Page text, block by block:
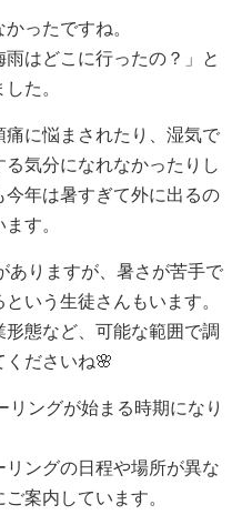
ったですね。
はどこに行ったの？」と
た。
に悩まされたり、湿気で
気分になれなかったりし
今年は暑すぎて外に出るの
す。
ありますが、暑さが苦手で
いう生徒さんもいます。
態など、可能な範囲で調
ださいね🌸
ングが始まる時期になり
ングの日程や場所が異な
案内しています。